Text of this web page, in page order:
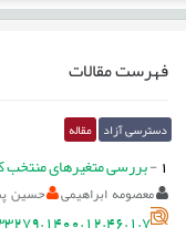
فهرست مقالات
دسترسی آزاد مقاله
1
-بررسی متغیرهای منتخب
معصومه ابراهیمی حسین